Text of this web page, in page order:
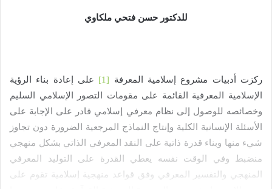
للدكتور حسن فتحي ملكاوي
ركزت أدبيات مشروع إسلامية المعرفة [1]
على إعادة بناء الرؤية
الإسلامية المعرفية القائمة على مقومات التصور الإسلامي السليم
وخصائصه للوصول إلى نظام معرفي إسلامي قادر على الإجابة على
الأسئلة الإنسانية الكلية وإنتاج النماذج المرجعية الضرورة دون تجاوز
شيء منها وبناء قدرة ذاتية على النقد المعرفي الذاتي بشكل منهجي
منضبط وفي الوقت نفسه يعطي القدرة على التوليد المعرفي
المنهجي والتفسير المعرفي وفق قواعد منهجية إسلامية تقوم على